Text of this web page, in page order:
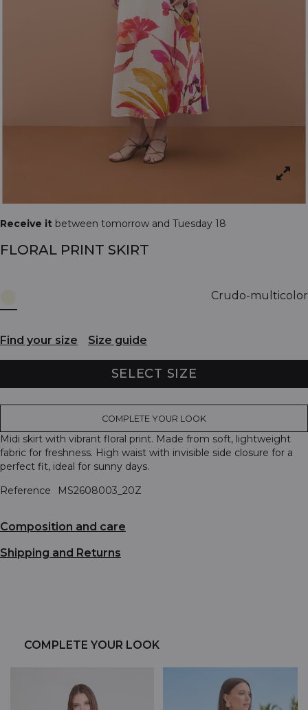
Receive it between tomorrow and Tuesday 18
FLORAL PRINT SKIRT
Crudo-multicolor
Find your size Size guide
SELECT SIZE
COMPLETE YOUR LOOK
Midi skirt with vibrant floral print. Made from soft, lightweight
fabric for freshness. High waist with invisible side closure for a
perfect fit, ideal for sunny days.
Reference
MS2608003_20Z
Composition and care
Shipping and Returns
COMPLETE YOUR LOOK